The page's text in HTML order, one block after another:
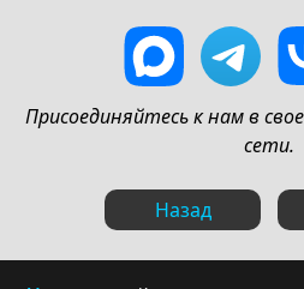
Присоединяйтесь к нам в
сети.
Назад